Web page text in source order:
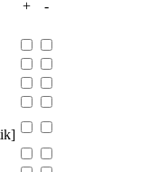
+ -